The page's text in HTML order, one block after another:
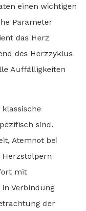
einen wichtigen
Parameter
das Herz
des Herzzyklus
Auffälligkeiten
sind.
Atemnot bei
Herzstolpern
mit
Verbindung
der